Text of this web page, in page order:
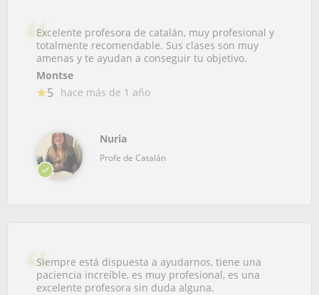
Excelente profesora de catalán, muy profesional y
totalmente recomendable. Sus clases son muy
amenas y te ayudan a conseguir tu objetivo.
Montse
5 hace más de 1 año
Nuria
Profe de Catalán
Siempre está dispuesta a ayudarnos, tiene una
paciencia increíble, es muy profesional, es una
excelente profesora sin duda alguna.